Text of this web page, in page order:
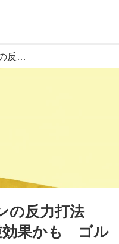
【通勤GD】Dr.クォンの反力打法 Vol.8 その筋トレ逆効果かも ゴルフダイジェストWEB
の反力打法
果かも ゴル